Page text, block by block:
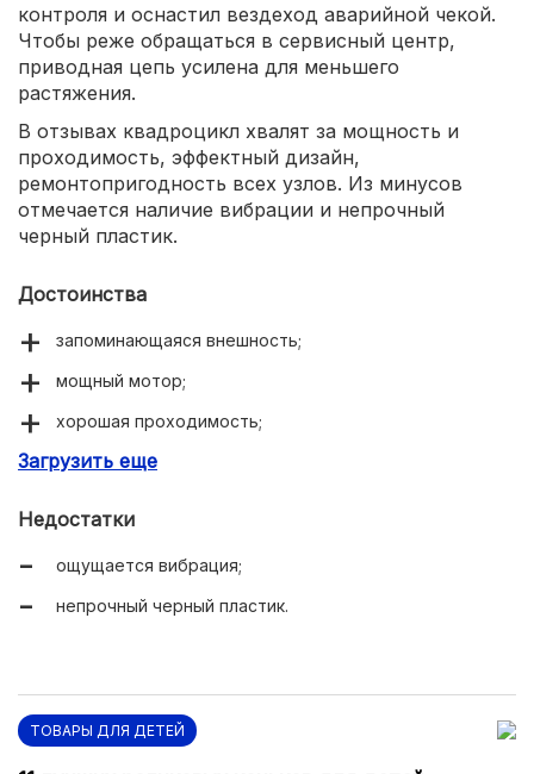
контроля и оснастил вездеход аварийной чекой.
Чтобы реже обращаться в сервисный центр,
приводная цепь усилена для меньшего
растяжения.
В отзывах квадроцикл хвалят за мощность и
проходимость, эффектный дизайн,
ремонтопригодность всех узлов. Из минусов
отмечается наличие вибрации и непрочный
черный пластик.
Достоинства
запоминающаяся внешность;
мощный мотор;
хорошая проходимость;
ремонтопригодность.
Загрузить еще
Недостатки
ощущается вибрация;
непрочный черный пластик.
ТОВАРЫ ДЛЯ ДЕТЕЙ